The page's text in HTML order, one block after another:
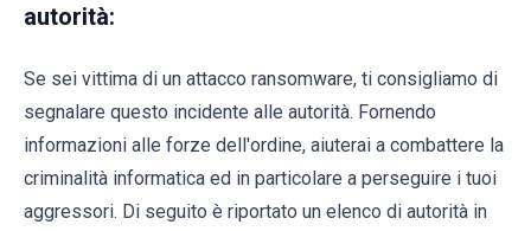
autorità:
Se sei vittima di un attacco ransomware, ti consigliamo di
segnalare questo incidente alle autorità. Fornendo
informazioni alle forze dell'ordine, aiuterai a combattere la
criminalità informatica ed in particolare a perseguire i tuoi
aggressori. Di seguito è riportato un elenco di autorità in